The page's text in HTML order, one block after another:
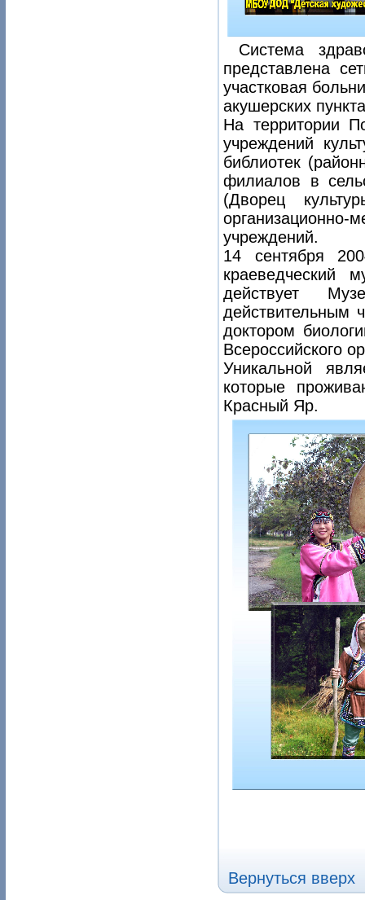
Система
представлена
участковая
акушерских
На территории
учреждений
библиотек
филиалов в
(Дворец
учреждений.
14 сентября
действует
действительным
доктором
Всероссийского
Уникальной
которые
Красный Яр.
Вернуться вверх